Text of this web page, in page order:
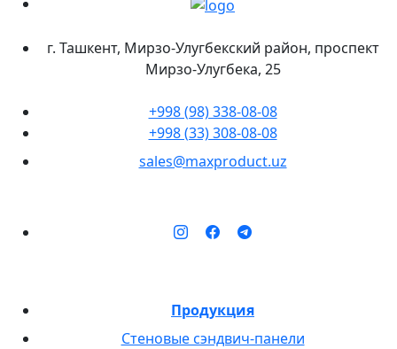
г. Ташкент, Мирзо-Улугбекский район, проспект
Мирзо-Улугбека, 25
+998 (98) 338-08-08
+998 (33) 308-08-08
sales@maxproduct.uz
Продукция
Стеновые сэндвич-панели